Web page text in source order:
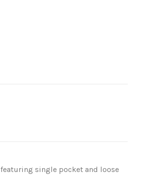
single pocket and loose